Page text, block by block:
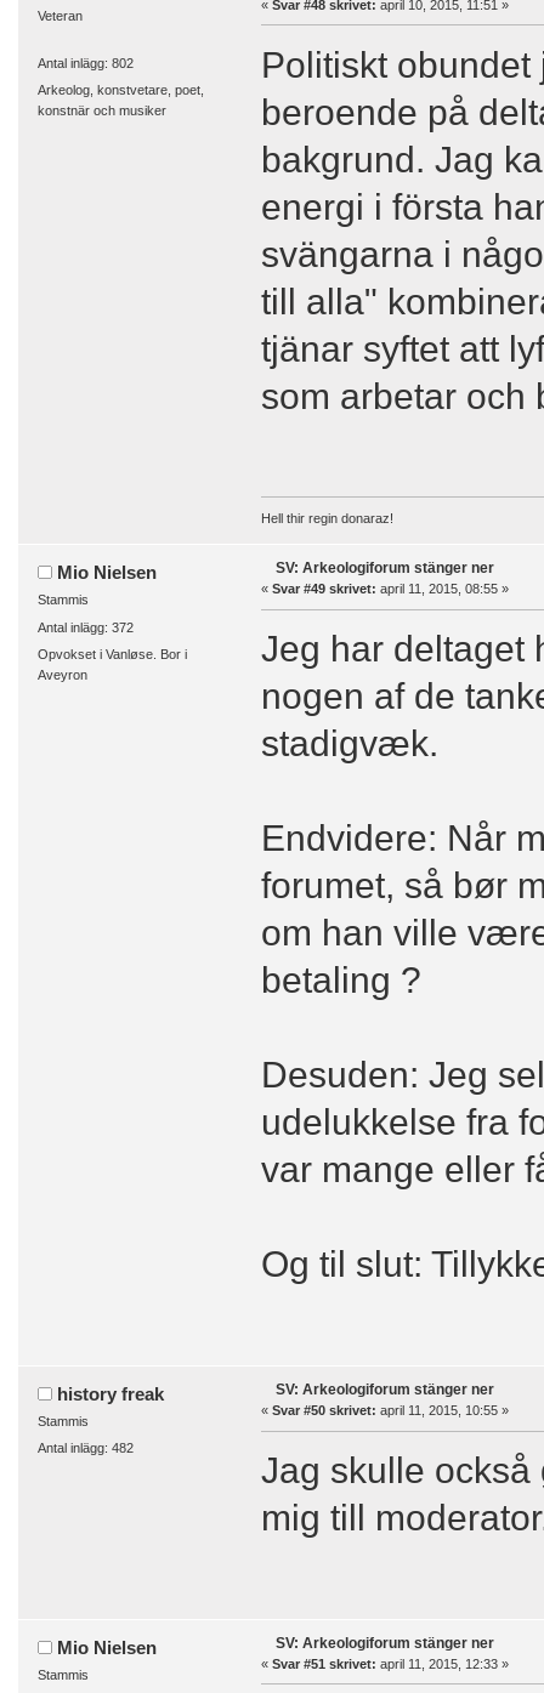
Veteran
Antal inlägg: 802
Arkeolog, konstvetare, poet,
konstnär och musiker
« Svar #48 skrivet: april 10, 2015, 11:51 »
Politiskt
beroende på
bakgrund. Jag
energi i första
svängarna i
till alla"
tjänar syftet att
som arbetar och
Hell thir regin donaraz!
Mio Nielsen
Stammis
Antal inlägg: 372
Opvokset i Vanløse. Bor i
Aveyron
SV: Arkeologiforum stänger ner
« Svar #49 skrivet: april 11, 2015, 08:55 »
Jeg har deltaget
nogen af de
stadigvæk.
Endvidere: Når
forumet, så bør
om han ville
betaling ?
Desuden: Jeg
udelukkelse fra
var mange eller
Og til slut:
history freak
Stammis
Antal inlägg: 482
SV: Arkeologiforum stänger ner
« Svar #50 skrivet: april 11, 2015, 10:55 »
Jag skulle också
mig till
Mio Nielsen
Stammis
SV: Arkeologiforum stänger ner
« Svar #51 skrivet: april 11, 2015, 12:33 »